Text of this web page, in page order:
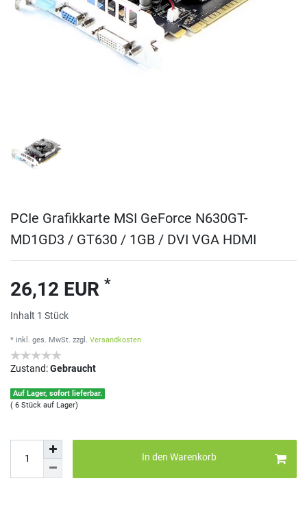
PCIe Grafikkarte MSI GeForce N630GT-
MD1GD3 / GT630 / 1GB / DVI VGA HDMI
26,12 EUR *
Inhalt 1 Stück
* inkl. ges. MwSt. zzgl. Versandkosten
Zustand:Gebraucht
Auf Lager, sofort lieferbar.
( 6 Stück auf Lager)
In den Warenkorb